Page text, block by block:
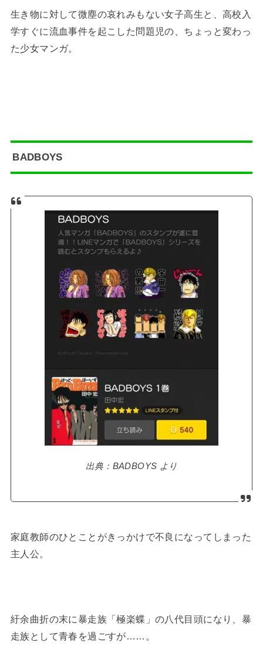
生き物に対して微塵の哀れみもない女子高生と、高校入
学すぐに流血事件を起こした問題児の、ちょっと変わっ
た少女マンガ。
BADBOYS
出典：BADBOYS より
家庭教師のひとことがきっかけで不良になってしまった
主人公。
紆余曲折の末に暴走族「極楽蝶」の八代目頭になり、暴
走族として青春を過ごすが……。